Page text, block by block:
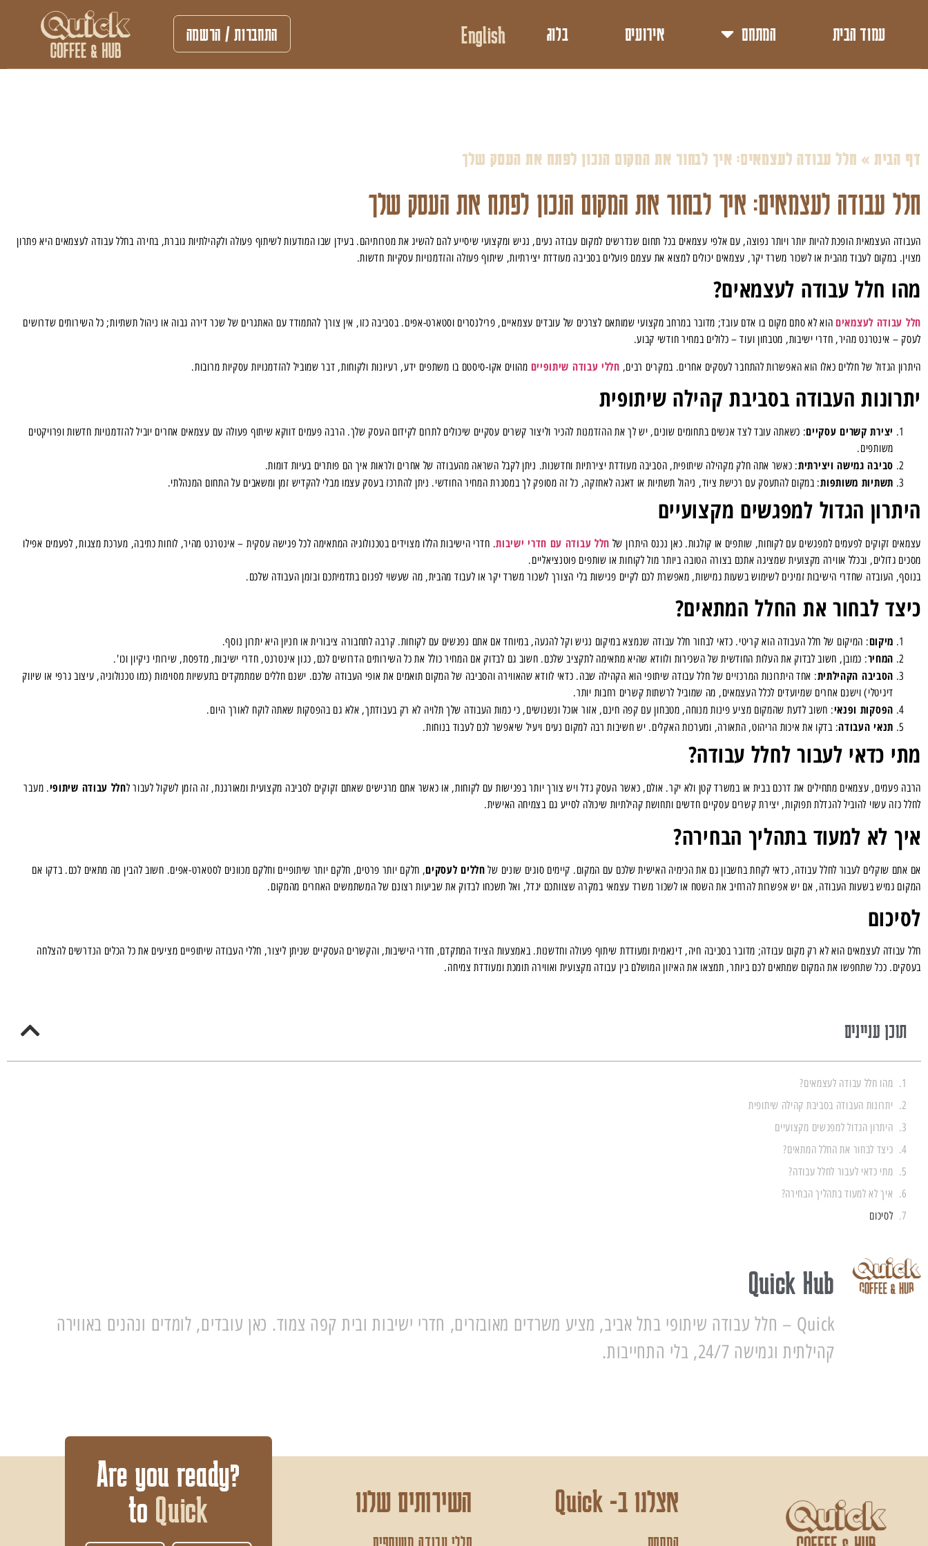
עמוד הבית המתחם אירועים בלוג English התחברות / הרשמה
דף הבית » חלל עבודה לעצמאים: איך לבחור את המקום הנכון לפתח את העסק שלך
חלל עבודה לעצמאים: איך לבחור את המקום הנכון לפתח את העסק שלך
העבודה העצמאית הופכת להיות יותר ויותר נפוצה, עם אלפי עצמאים בכל תחום שנדרשים למקום עבודה נעים, נגיש ומקצועי שיסייע להם להשיג את מטרותיהם. בעידן שבו המודעות לשיתוף פעולה ולקהילתיות גוברת, בחירה בחלל עבודה לעצמאים היא פתרון
מצוין. במקום לעבוד מהבית או לשכור משרד יקר, עצמאים יכולים למצוא את עצמם פועלים בסביבה מעודדת יצירתיות, שיתוף פעולה והזדמנויות עסקיות חדשות.
מהו חלל עבודה לעצמאים?
חלל עבודה לעצמאים הוא לא סתם מקום בו אדם עובד; מדובר במרחב מקצועי שמותאם לצרכים של עובדים עצמאיים, פרילנסרים וסטארט-אפים. בסביבה כזו, אין צורך להתמודד עם האתגרים של שכר דירה גבוה או ניהול תשתיות; כל השירותים שדרושים
לעסק – אינטרנט מהיר, חדרי ישיבות, מטבחון ועוד – כלולים במחיר חודשי קבוע.
היתרון הגדול של חללים כאלו הוא האפשרות להתחבר לעסקים אחרים. במקרים רבים, חללי עבודה שיתופיים מהווים אקו-סיסטם בו משתפים ידע, רעיונות ולקוחות, דבר שמוביל להזדמנויות עסקיות מרובות.
יתרונות העבודה בסביבת קהילה שיתופית
יצירת קשרים עסקיים: כשאתה עובד לצד אנשים בתחומים שונים, יש לך את ההזדמנות להכיר וליצור קשרים עסקיים שיכולים לתרום לקידום העסק שלך. הרבה פעמים דווקא שיתוף פעולה עם עצמאים אחרים יוביל להזדמנויות חדשות ופרויקטים
משותפים.
סביבה גמישה ויצירתית: כאשר אתה חלק מקהילה שיתופית, הסביבה מעודדת יצירתיות וחדשנות. ניתן לקבל השראה מהעבודה של אחרים ולראות איך הם פותרים בעיות דומות.
תשתיות משותפות: במקום להתעסק עם רכישת ציוד, ניהול תשתיות או דאגה לאחזקה, כל זה מסופק לך במסגרת המחיר החודשי. ניתן להתרכז בעסק עצמו מבלי להקדיש זמן ומשאבים על התחום המנהלתי.
היתרון הגדול למפגשים מקצועיים
עצמאים זקוקים לפעמים למפגשים עם לקוחות, שותפים או קולגות. כאן נכנס היתרון של חלל עבודה עם חדרי ישיבות. חדרי הישיבות הללו מצוידים בטכנולוגיה המתאימה לכל פגישה עסקית – אינטרנט מהיר, לוחות כתיבה, מערכת מצגות, לפעמים אפילו
מסכים גדולים, ובכלל אווירה מקצועית שמציגה אתכם בצורה הטובה ביותר מול לקוחות או שותפים פוטנציאליים.
בנוסף, העובדה שחדרי הישיבות זמינים לשימוש בשעות גמישות, מאפשרת לכם לקיים פגישות בלי הצורך לשכור משרד יקר או לעבוד מהבית, מה שעשוי לפגום בתדמיתכם ובזמן העבודה שלכם.
כיצד לבחור את החלל המתאים?
מיקום: המיקום של חלל העבודה הוא קריטי. כדאי לבחור חלל עבודה שנמצא במיקום נגיש וקל להגעה, במיוחד אם אתם נפגשים עם לקוחות. קרבה לתחבורה ציבורית או חניון היא יתרון נוסף.
המחיר: כמובן, חשוב לבדוק את העלות החודשית של השכירות ולוודא שהיא מתאימה לתקציב שלכם. חשוב גם לבדוק אם המחיר כולל את כל השירותים הדרושים לכם, כגון אינטרנט, חדרי ישיבות, מדפסת, שירותי ניקיון וכו'.
הסביבה הקהילתית: אחד היתרונות המרכזיים של חלל עבודה שיתופי הוא הקהילה שבה. כדאי לוודא שהאווירה והסביבה של המקום תואמים את אופי העבודה שלכם. ישנם חללים שמתמקדים בתעשיות מסוימות (כמו טכנולוגיה, עיצוב גרפי או שיווק
דיגיטלי) וישנם אחרים שמיועדים לכלל העצמאים, מה שמוביל לרשתות קשרים רחבות יותר.
הפסקות ופנאי: חשוב לדעת שהמקום מציע פינות מנוחה, מטבחון עם קפה חינם, אזור אוכל ונשנושים, כי כמות העבודה שלך תלויה לא רק בעבודתך, אלא גם בהפסקות שאתה לוקח לאורך היום.
תנאי העבודה: בדקו את איכות הריהוט, התאורה, ומערכות האקלים. יש חשיבות רבה למקום נעים ויעיל שיאפשר לכם לעבוד בנוחות.
מתי כדאי לעבור לחלל עבודה?
הרבה פעמים, עצמאים מתחילים את דרכם בבית או במשרד קטן ולא יקר. אולם, כאשר העסק גדל ויש צורך יותר בפגישות עם לקוחות, או כאשר אתם מרגישים שאתם זקוקים לסביבה מקצועית ומאורגנת, זה הזמן לשקול לעבור לחלל עבודה שיתופי. מעבר
לחלל כזה עשוי להוביל להגדלת תפוקות, יצירת קשרים עסקיים חדשים ותחושת קהילתיות שיכולה לסייע גם בצמיחה האישית.
איך לא למעוד בתהליך הבחירה?
אם אתם שוקלים לעבור לחלל עבודה, כדאי לקחת בחשבון גם את הכימיה האישית שלכם עם המקום. קיימים סוגים שונים של חללים לעסקים, חלקם יותר פרטים, חלקם יותר שיתופיים וחלקם מכוונים לסטארט-אפים. חשוב להבין מה מתאים לכם. בדקו אם
המקום גמיש בשעות העבודה, אם יש אפשרות להרחיב את השטח או לשכור משרד עצמאי במקרה שצוותכם יגדל, ואל תשכחו לבדוק את שביעות רצונם של המשתמשים האחרים מהמקום.
לסיכום
חלל עבודה לעצמאים הוא לא רק מקום עבודה; מדובר בסביבה חיה, דינאמית ומעודדת שיתוף פעולה וחדשנות. באמצעות הציוד המתקדם, חדרי הישיבות, והקשרים העסקיים שניתן ליצור, חללי העבודה שיתופיים מציעים את כל הכלים הנדרשים להצלחה
בעסקים. ככל שתחפשו את המקום שמתאים לכם ביותר, תמצאו את האיזון המושלם בין עבודה מקצועית ואווירה תומכת ומעודדת צמיחה.
תוכן עניינים
מהו חלל עבודה לעצמאים?
יתרונות העבודה בסביבת קהילה שיתופית
היתרון הגדול למפגשים מקצועיים
כיצד לבחור את החלל המתאים?
מתי כדאי לעבור לחלל עבודה?
איך לא למעוד בתהליך הבחירה?
לסיכום
Quick Hub
Quick – חלל עבודה שיתופי בתל אביב, מציע משרדים מאובזרים, חדרי ישיבות ובית קפה צמוד. כאן עובדים, לומדים ונהנים באווירה
קהילתית וגמישה 24/7, בלי התחייבות.
אצלנו ב- Quick
המתחם
השירותים שלנו
חללי עבודה משותפים
?Are you ready
to Quick